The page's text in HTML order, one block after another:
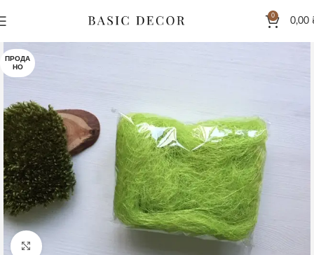
0
0,00
ПРОДА
НО
Клацніть, щоб збільшити